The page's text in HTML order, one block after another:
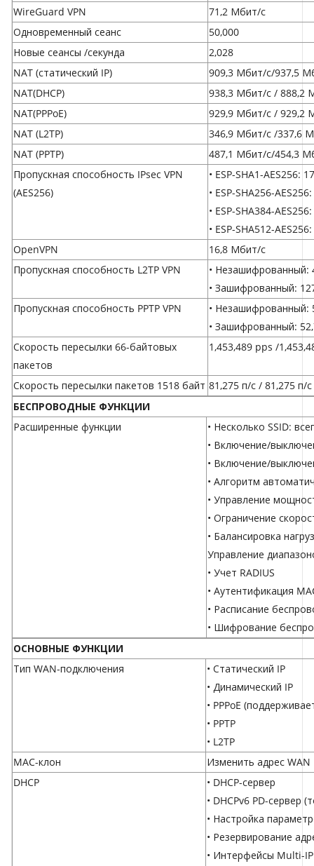
WireGuard VPN
71,2 Мбит/с
Одновременный сеанс
50,000
Новые сеансы /секунда
2,028
NAT (статический IP)
909,3 Мбит/с/937,5
NAT(DHCP)
938,3 Мбит/с / 888,2
NAT(PPPoE)
929,9 Мбит/с / 929,2
NAT (L2TP)
346,9 Мбит/с /337,6
NAT (PPTP)
487,1 Мбит/с/454,3
Пропускная способность IPsec VPN
(AES256)
• ESP-SHA1-AES256:
• ESP-SHA256-
• ESP-SHA384-
• ESP-SHA512-
OpenVPN
16,8 Мбит/с
Пропускная способность L2TP VPN
• Незашифрованный:
• Зашифрованный:
Пропускная способность PPTP VPN
• Незашифрованный:
• Зашифрованный:
Скорость пересылки 66-байтовых
пакетов
1,453,489 pps /
Скорость пересылки пакетов 1518 байт 81,275 п/с / 81,275 п/с
БЕСПРОВОДНЫЕ ФУНКЦИИ
Расширенные функции
• Несколько SSID:
• Включение/
• Включение/
• Алгоритм
• Управление
• Ограничение
• Балансировка
Управление
• Учет RADIUS
• Аутентификация
• Расписание
• Шифрование
ОСНОВНЫЕ ФУНКЦИИ
Тип WAN-подключения
• Статический IP
• Динамический IP
• PPPoE
• PPTP
• L2TP
MAC-клон
Изменить адрес WAN
DHCP
• DHCP-сервер
• DHCPv6 PD-сервер
• Настройка
• Резервирование
• Интерфейсы Multi-IP